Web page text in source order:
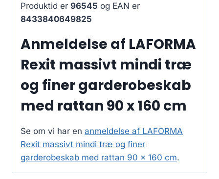
Produktid er 96545 og EAN er
8433840649825
Anmeldelse af LAFORMA
Rexit massivt mindi træ
og finer garderobeskab
med rattan 90 x 160 cm
Se om vi har en anmeldelse af LAFORMA
Rexit massivt mindi træ og finer
garderobeskab med rattan 90 x 160 cm.